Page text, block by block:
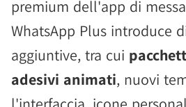
premium dell'app di
WhatsApp Plus introduce
aggiuntive, tra cui
adesivi animati, nuovi